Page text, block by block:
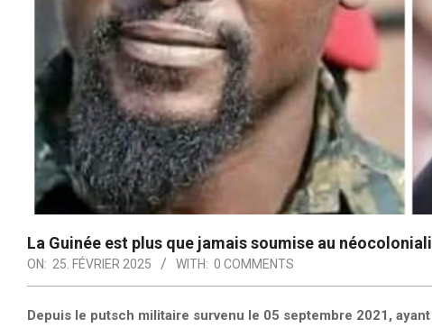
La Guinée est plus que jamais soumise au
ON: 25. FÉVRIER 2025 WITH: 0 COMMENTS
Depuis le putsch militaire survenu le 05 septembre 2021,